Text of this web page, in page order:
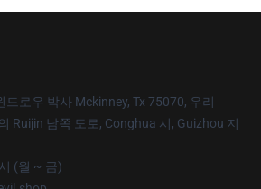
드로우 박사 Mckinney, Tx 75070, 우리
Ruijin 남쪽 도로, Conghua 시, Guizhou 지
(월 ~ 금)